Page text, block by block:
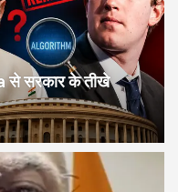
से सरकार के तीखे